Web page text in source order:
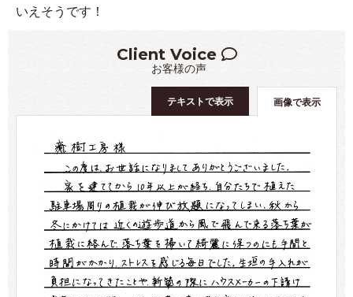
いえそうです！
Client Voice
お客様の声
画像で表示
テキストで表示